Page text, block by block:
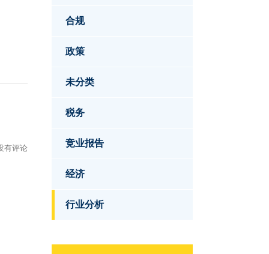
有评论
合规
政策
未分类
税务
竞业报告
经济
行业分析